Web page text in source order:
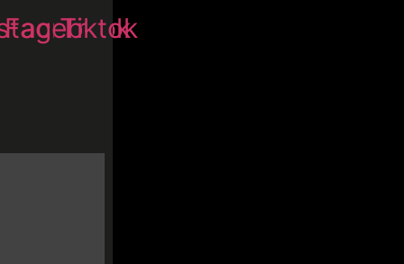
Facebook
Tiktok